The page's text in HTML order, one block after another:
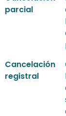
parcial
Cancelación
registral